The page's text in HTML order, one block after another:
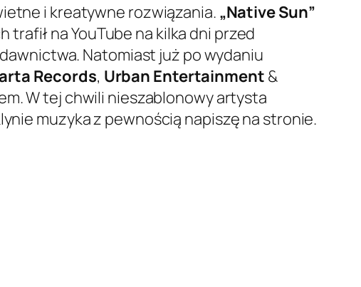
i kreatywne rozwiązania. „Native Sun”
trafił na YouTube na kilka dni przed
Natomiast już po wydaniu
Records, Urban Entertainment &
W tej chwili nieszablonowy artysta
muzyka z pewnością napiszę na stronie.